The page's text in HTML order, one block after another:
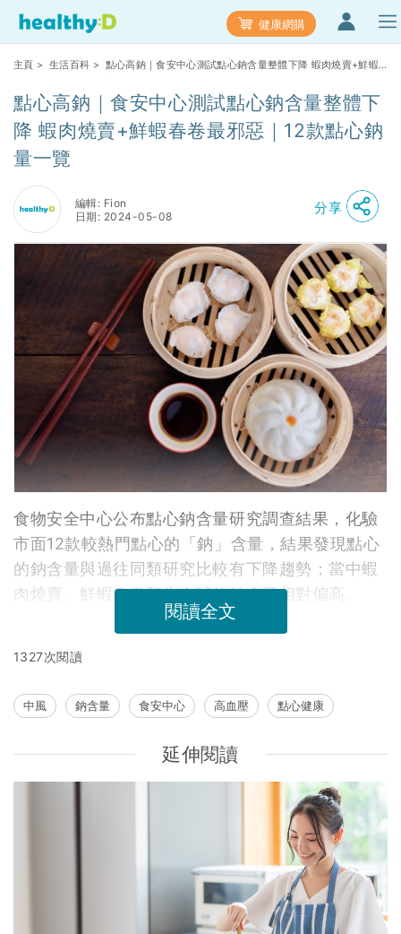
健康網購
主頁 > 生活百科 > 點心高鈉｜食安中心測試點心鈉含量整體下降 蝦肉燒賣+鮮蝦
點心高鈉｜食安中心測試點心鈉含量整體下
降 蝦肉燒賣+鮮蝦春卷最邪惡｜12款點心鈉
量一覽
編輯: Fion
日期: 2024-05-08
分享
食物安全中心公布點心鈉含量研究調查結果，化驗
市面12款較熱門點心的「鈉」含量，結果發現點心
的鈉含量與過往同類研究比較有下降趨勢；當中蝦
肉燒賣、鮮蝦春卷和牛肉球的鈉含量相對偏高。
閱讀全文
1327次閱讀
中風 鈉含量 食安中心 高血壓 點心健康
延伸閱讀